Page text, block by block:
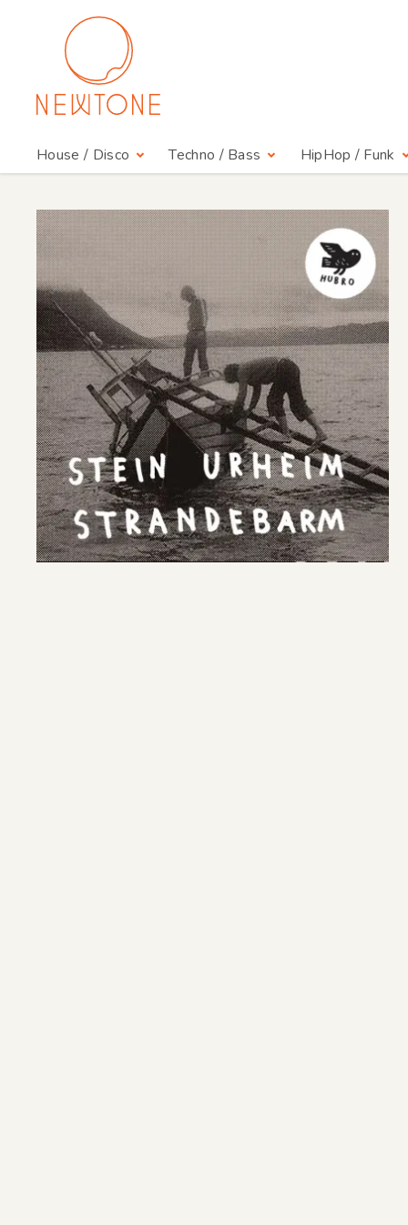
House / Disco Techno / Bass HipHop / Funk